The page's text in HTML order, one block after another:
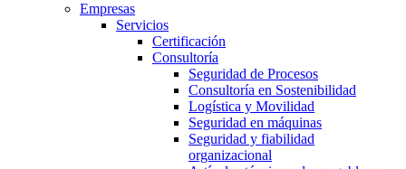
Empresas
Servicios
Certificación
Consultoría
Seguridad de Procesos
Consultoría en Sostenibilidad
Logística y Movilidad
Seguridad en máquinas
Seguridad y fiabilidad
organizacional